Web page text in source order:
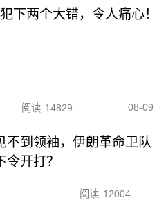
下两个大错，令人痛心！
阅读 14829 08-09
不到领袖，伊朗革命卫队
令开打？
阅读 12004